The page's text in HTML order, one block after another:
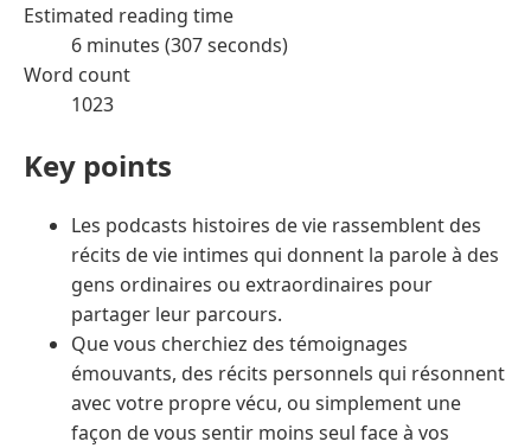
Estimated reading time
6 minutes (307 seconds)
Word count
1023
Key points
Les podcasts histoires de vie rassemblent des
récits de vie intimes qui donnent la parole à des
gens ordinaires ou extraordinaires pour
partager leur parcours.
Que vous cherchiez des témoignages
émouvants, des récits personnels qui résonnent
avec votre propre vécu, ou simplement une
façon de vous sentir moins seul face à vos